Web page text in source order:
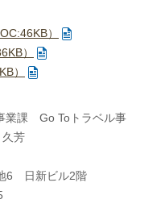
）
）
）
業課 Go Toトラベル事
芳
6 日新ビル2階